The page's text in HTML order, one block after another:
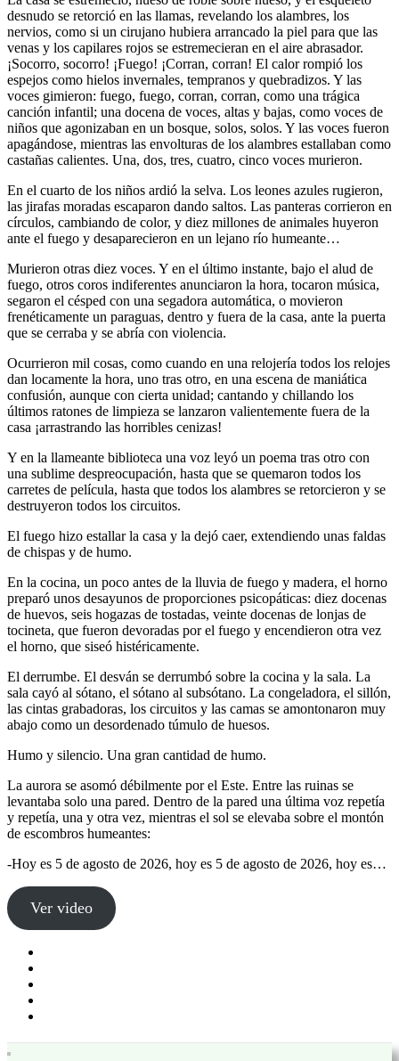
desnudo se retorció en las llamas, revelando los alambres, los
nervios, como si un cirujano hubiera arrancado la piel para que las
venas y los capilares rojos se estremecieran en el aire abrasador.
¡Socorro, socorro! ¡Fuego! ¡Corran, corran! El calor rompió los
espejos como hielos invernales, tempranos y quebradizos. Y las
voces gimieron: fuego, fuego, corran, corran, como una trágica
canción infantil; una docena de voces, altas y bajas, como voces de
niños que agonizaban en un bosque, solos, solos. Y las voces fueron
apagándose, mientras las envolturas de los alambres estallaban como
castañas calientes. Una, dos, tres, cuatro, cinco voces murieron.
En el cuarto de los niños ardió la selva. Los leones azules rugieron,
las jirafas moradas escaparon dando saltos. Las panteras corrieron en
círculos, cambiando de color, y diez millones de animales huyeron
ante el fuego y desaparecieron en un lejano río humeante…
Murieron otras diez voces. Y en el último instante, bajo el alud de
fuego, otros coros indiferentes anunciaron la hora, tocaron música,
segaron el césped con una segadora automática, o movieron
frenéticamente un paraguas, dentro y fuera de la casa, ante la puerta
que se cerraba y se abría con violencia.
Ocurrieron mil cosas, como cuando en una relojería todos los relojes
dan locamente la hora, uno tras otro, en una escena de maniática
confusión, aunque con cierta unidad; cantando y chillando los
últimos ratones de limpieza se lanzaron valientemente fuera de la
casa ¡arrastrando las horribles cenizas!
Y en la llameante biblioteca una voz leyó un poema tras otro con
una sublime despreocupación, hasta que se quemaron todos los
carretes de película, hasta que todos los alambres se retorcieron y se
destruyeron todos los circuitos.
El fuego hizo estallar la casa y la dejó caer, extendiendo unas faldas
de chispas y de humo.
En la cocina, un poco antes de la lluvia de fuego y madera, el horno
preparó unos desayunos de proporciones psicopáticas: diez docenas
de huevos, seis hogazas de tostadas, veinte docenas de lonjas de
tocineta, que fueron devoradas por el fuego y encendieron otra vez
el horno, que siseó histéricamente.
El derrumbe. El desván se derrumbó sobre la cocina y la sala. La
sala cayó al sótano, el sótano al subsótano. La congeladora, el sillón,
las cintas grabadoras, los circuitos y las camas se amontonaron muy
abajo como un desordenado túmulo de huesos.
Humo y silencio. Una gran cantidad de humo.
La aurora se asomó débilmente por el Este. Entre las ruinas se
levantaba solo una pared. Dentro de la pared una última voz repetía
y repetía, una y otra vez, mientras el sol se elevaba sobre el montón
de escombros humeantes:
-Hoy es 5 de agosto de 2026, hoy es 5 de agosto de 2026, hoy es…
Ver video